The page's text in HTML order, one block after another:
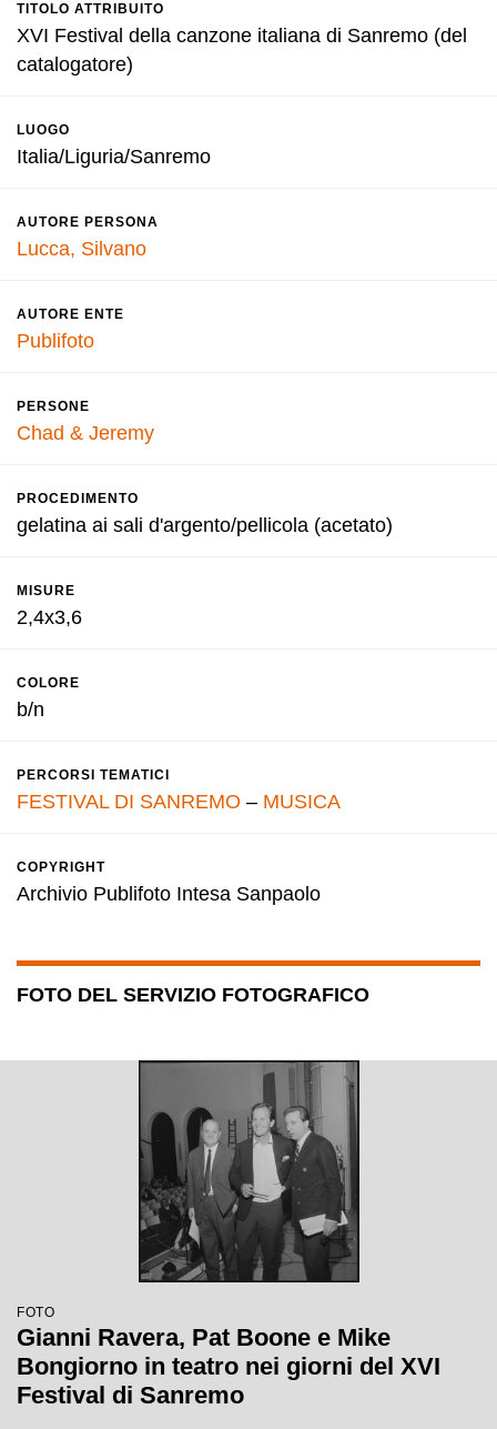
TITOLO ATTRIBUITO
XVI Festival della canzone italiana di Sanremo (del
catalogatore)
LUOGO
Italia/Liguria/Sanremo
AUTORE PERSONA
Lucca, Silvano
AUTORE ENTE
Publifoto
PERSONE
Chad & Jeremy
PROCEDIMENTO
gelatina ai sali d'argento/pellicola (acetato)
MISURE
2,4x3,6
COLORE
b/n
PERCORSI TEMATICI
FESTIVAL DI SANREMO – MUSICA
COPYRIGHT
Archivio Publifoto Intesa Sanpaolo
FOTO DEL SERVIZIO FOTOGRAFICO
FOTO
Gianni Ravera, Pat Boone e Mike
Bongiorno in teatro nei giorni del XVI
Festival di Sanremo